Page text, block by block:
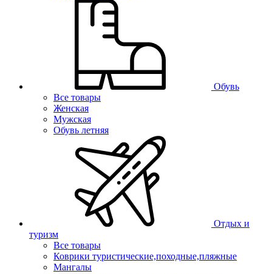
Обувь
Все товары
Женская
Мужская
Обувь летняя
Отдых и
туризм
Все товары
Коврики туристические,походные,пляжные
Мангалы